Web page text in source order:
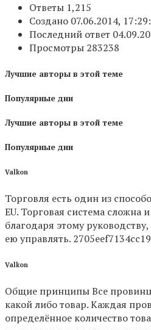
Ответы 1,215
Создано 07.06.2014,
Последний ответ
Просмотры 283238
Лучшие авторы в этой теме
Популярные дни
Лучшие авторы в этой теме
Популярные дни
Valkon
Торговля есть один из
EU. Торговая система сложна
благодаря этому
ею управлять.
Valkon
Общие принципы Все
какой либо товар. Каждая
определённое количество